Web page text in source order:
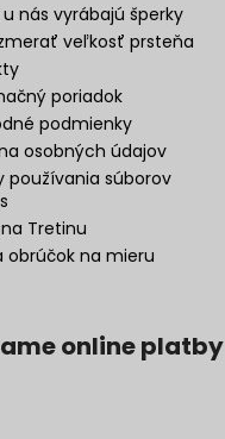
u nás vyrábajú šperky
veľkosť prsteňa
poriadok
podmienky
osobných údajov
používania súborov
Tretinu
obrúčok na mieru
online platby